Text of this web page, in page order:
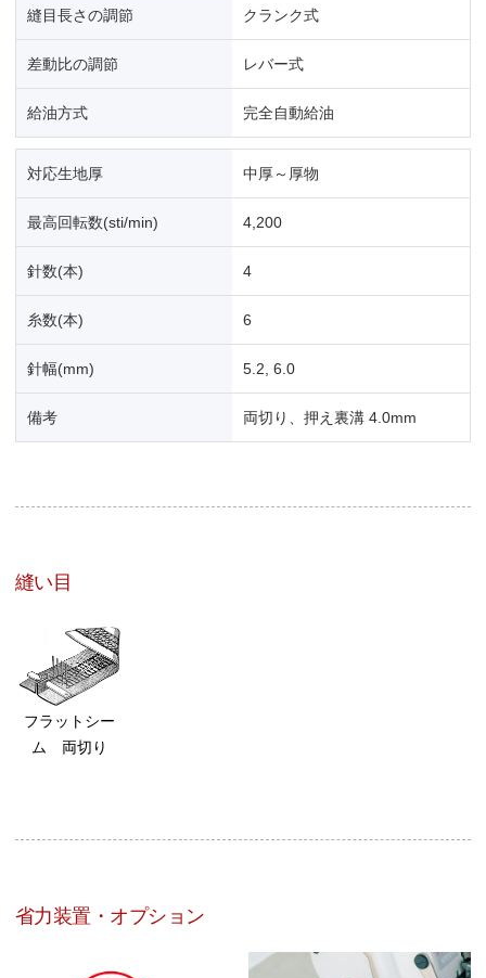
縫目長さの調節 クランク式
差動比の調節 レバー式
給油方式 完全自動給油
対応生地厚 中厚～厚物
最高回転数(sti/min) 4,200
針数(本) 4
糸数(本) 6
針幅(mm) 5.2, 6.0
備考 両切り、押え裏溝 4.0mm
縫い目
フラットシー
ム 両切り
省力装置・オプション